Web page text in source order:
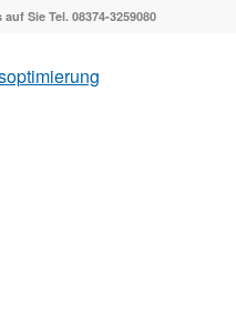
Sie Tel. 08374-3259080